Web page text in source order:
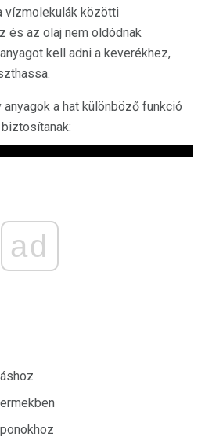
vízmolekulák közötti
és az olaj nem oldódnak
kell adni a keverékhez,
a hat különböző funkció
ad